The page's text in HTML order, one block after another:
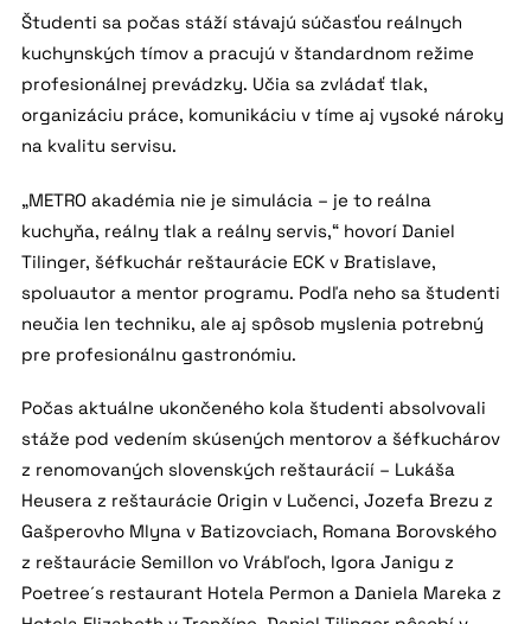
Študenti sa počas stáží stávajú súčasťou reálnych
kuchynských tímov a pracujú v štandardnom režime
profesionálnej prevádzky. Učia sa zvládať tlak,
organizáciu práce, komunikáciu v tíme aj vysoké nároky
na kvalitu servisu.
„METRO akadémia nie je simulácia – je to reálna
kuchyňa, reálny tlak a reálny servis,“ hovorí Daniel
Tilinger, šéfkuchár reštaurácie ECK v Bratislave,
spoluautor a mentor programu. Podľa neho sa študenti
neučia len techniku, ale aj spôsob myslenia potrebný
pre profesionálnu gastronómiu.
Počas aktuálne ukončeného kola študenti absolvovali
stáže pod vedením skúsených mentorov a šéfkuchárov
z renomovaných slovenských reštaurácií – Lukáša
Heusera z reštaurácie Origin v Lučenci, Jozefa Brezu z
Gašperovho Mlyna v Batizovciach, Romana Borovského
z reštaurácie Semillon vo Vrábľoch, Igora Janigu z
Poetree´s restaurant Hotela Permon a Daniela Mareka z